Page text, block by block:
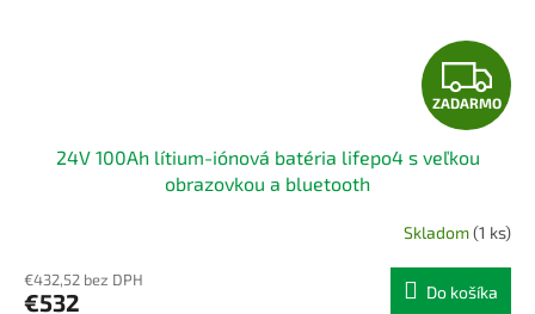
Z
A
A
R
ZADARMO
24V 100Ah lítium-iónová batéria lifepo4 s veľkou
obrazovkou a bluetooth
Skladom(1 ks)
€432,52 bez DPH
€532 Do košíka